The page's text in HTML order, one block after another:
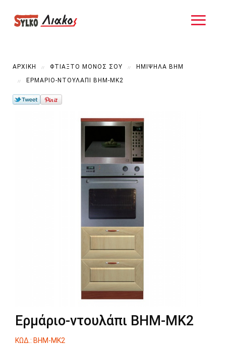
ΑΡΧΙΚΗ ΦΤΙΑΞΤΟ ΜΟΝΟΣ ΣΟΥ
ΗΜΊΨΗΛΑ ΒΗΜ
ΕΡΜΆΡΙΟ-ΝΤΟΥΛΆΠΙ ΒΗΜ-ΜΚ2
Ερμάριο-ντουλάπι ΒΗΜ-ΜΚ2
ΚΩΔ.: ΒΗΜ-ΜΚ2